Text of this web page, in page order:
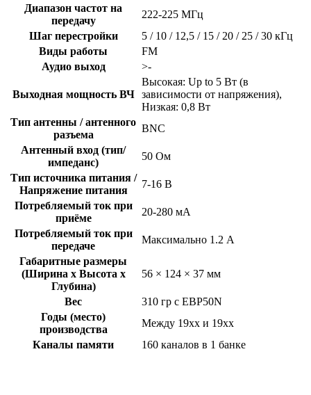
Диапазон частот на
передачу
222-225 МГц
Шаг перестройки
5 / 10 / 12,5 / 15 / 20 / 25 / 30 кГц
Виды работы
FM
Аудио выход
>-
Выходная мощность ВЧ
Высокая: Up to 5 Вт (в
зависимости от напряжения),
Низкая: 0,8 Вт
Тип антенны / антенного
разъема
BNC
Антенный вход (тип/
импеданс)
50 Ом
Тип источника питания /
Напряжение питания
7-16 В
Потребляемый ток при
приёме
20-280 мА
Потребляемый ток при
передаче
Максимально 1.2 А
Габаритные размеры
(Ширина x Высота x
Глубина)
56 × 124 × 37 мм
Вес
310 гр с EBP50N
Годы (место)
производства
Между 19xx и 19xx
Каналы памяти
160 каналов в 1 банке